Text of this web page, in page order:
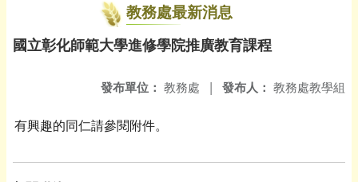
教務處最新消息
國立彰化師範大學進修學院推廣教育課程
發布人： 教務處教學組
發布單位： 教務處 |
有興趣的同仁請參閱附件。